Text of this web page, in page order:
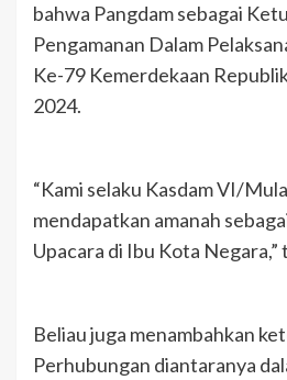
bahwa Pangdam sebagai
Pengamanan Dalam
Ke-79 Kemerdekaan
2024.
“Kami selaku Kasdam VI/
mendapatkan amanah
Upacara di Ibu Kota Negara,”
Beliau juga menambahkan
Perhubungan diantaranya